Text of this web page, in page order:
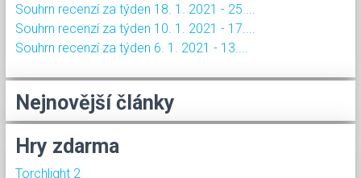
Souhrn recenzí za týden 18. 1. 2021 - 25....
Souhrn recenzí za týden 10. 1. 2021 - 17....
Souhrn recenzí za týden 6. 1. 2021 - 13....
Nejnovější články
Hry zdarma
Torchlight 2